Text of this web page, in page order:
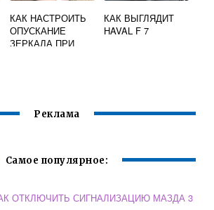
КАК НАСТРОИТЬ
ОПУСКАНИЕ
ЗЕРКАЛА ПРИ
КАК ВЫГЛЯДИТ
HAVAL F 7
Реклама
Самое популярное:
ОТКЛЮЧИТЬ СИГНАЛИЗАЦИЮ МАЗДА 3